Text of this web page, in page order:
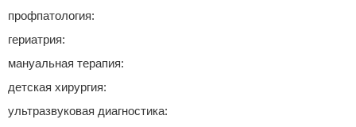
профпатология:
гериатрия:
мануальная терапия:
детская хирургия:
ультразвуковая диагностика: